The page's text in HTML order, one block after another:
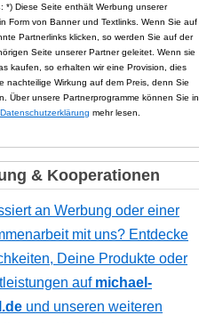
: *) Diese Seite enthält Werbung unserer
Form von Banner und Textlinks. Wenn Sie auf
Partnerlinks klicken, so werden Sie auf der
Seite unserer Partner geleitet. Wenn sie
kaufen, so erhalten wir eine Provision, dies
nachteilige Wirkung auf dem Preis, denn Sie
Über unsere Partnerprogramme können Sie in
Datenschutzerklärung mehr lesen.
& Kooperationen
an Werbung oder einer
mit uns? Entdecke
Deine Produkte oder
auf michael-
und unseren weiteren